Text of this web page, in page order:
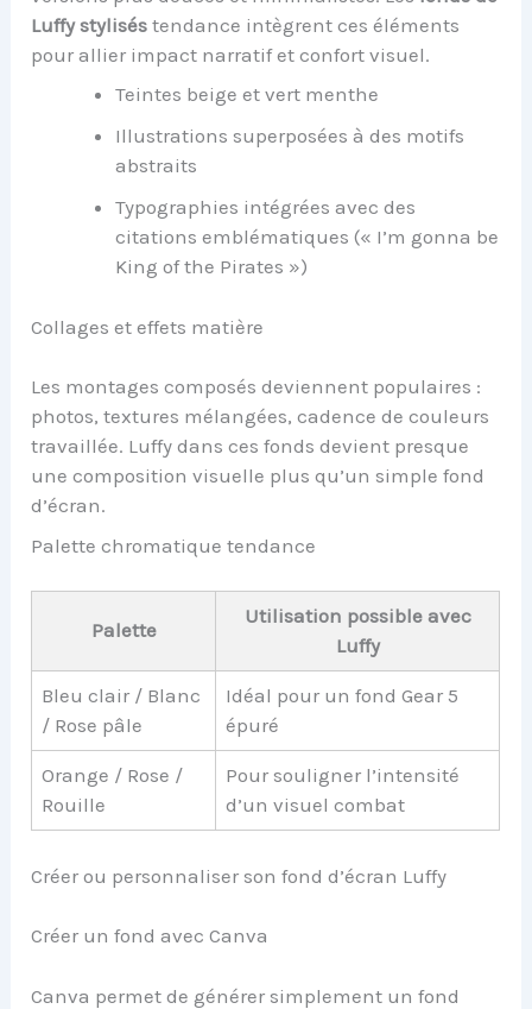
Luffy stylisés tendance intègrent ces éléments
pour allier impact narratif et confort visuel.
Teintes beige et vert menthe
Illustrations superposées à des motifs
abstraits
Typographies intégrées avec des
citations emblématiques (« I’m gonna be
King of the Pirates »)
Collages et effets matière
Les montages composés deviennent populaires :
photos, textures mélangées, cadence de couleurs
travaillée. Luffy dans ces fonds devient presque
une composition visuelle plus qu’un simple fond
d’écran.
Palette chromatique tendance
Palette
Utilisation possible avec
Luffy
Bleu clair / Blanc
/ Rose pâle
Idéal pour un fond Gear 5
épuré
Orange / Rose /
Rouille
Pour souligner l’intensité
d’un visuel combat
Créer ou personnaliser son fond d’écran Luffy
Créer un fond avec Canva
Canva permet de générer simplement un fond